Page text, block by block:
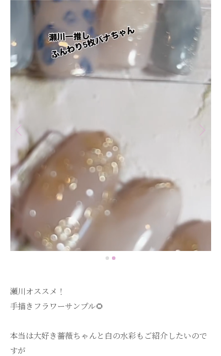
瀬川オススメ！
手描きフラワーサンプル🌻
本当は大好き薔薇ちゃんと白の水彩もご紹介したいので
すが